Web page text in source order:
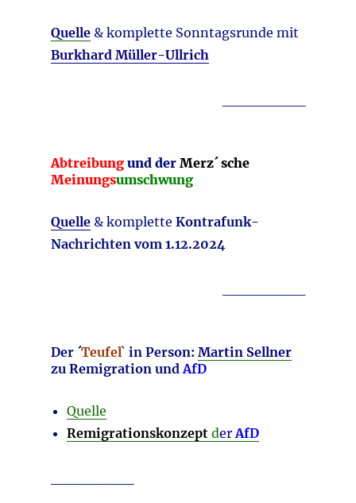
Quelle& komplette Sonntagsrunde mit
Burkhard Müller-Ullrich
Abtreibungund der Merz´ sche
Meinungsumschwung
Quelle& komplette Kontrafunk-
Nachrichten vom 1.12.2024
Der ´Teufel` in Person: Martin Sellner
zu Remigration undAfD
Quelle
Remigrationskonzeptder AfD